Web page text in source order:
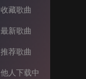
收藏歌曲
最新歌曲
推荐歌曲
他人下载中